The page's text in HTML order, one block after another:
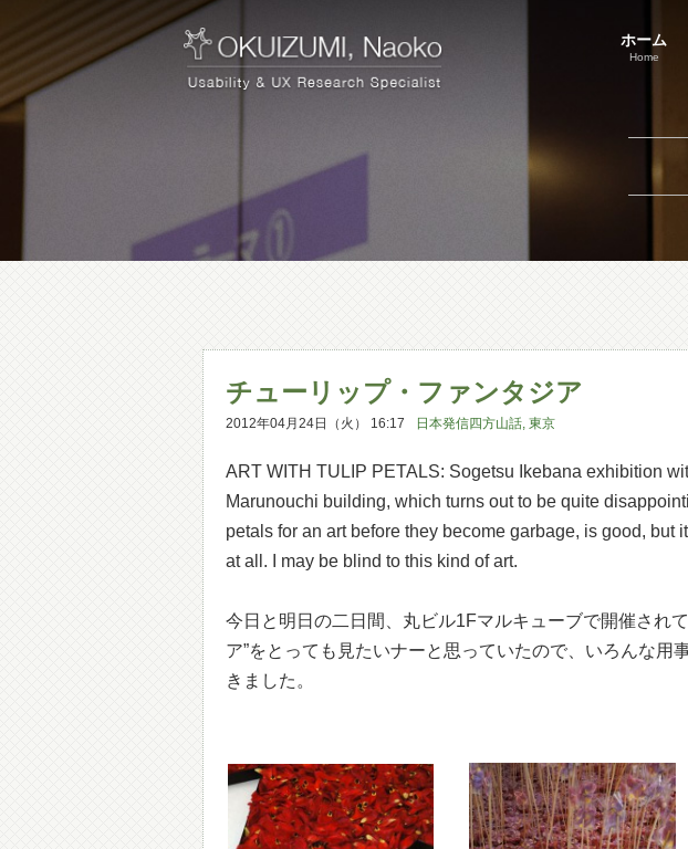
ホーム
Home
チューリップ・ファンタジア
2012年04月24日（火） 16:17 日本発信四方山話, 東京
ART WITH TULIP PETALS: Sogetsu Ikebana exhibition
Marunouchi building, which turns out to be quite
petals for an art before they become garbage, is good, but
at all. I may be blind to this kind of art.
今日と明日の二日間、丸ビル1Fマルキューブで開催され
ア”をとっても見たいナーと思っていたので、いろんな用
きました。